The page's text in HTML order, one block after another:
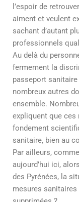
l’espoir de
aiment et veulent
sachant d’autant
professionnels
Au delà du
fermement la
passeport
nombreux autres
ensemble.
expliquent que ces
fondement
sanitaire, bien au
Par ailleurs,
aujourd’hui ici,
des Pyrénées, la
mesures